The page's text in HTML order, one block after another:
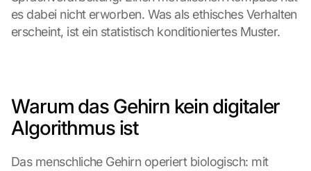
es dabei nicht erworben. Was als ethisches Verhalten
erscheint, ist ein statistisch konditioniertes Muster.
Warum das Gehirn kein digitaler
Algorithmus ist
Das menschliche Gehirn operiert biologisch: mit